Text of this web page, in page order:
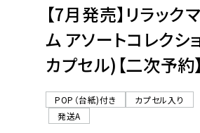
【7月発売】リラック
ム アソートコレク
カプセル)【二次予約】
POP（台紙)付き
カプセル入り
発送A